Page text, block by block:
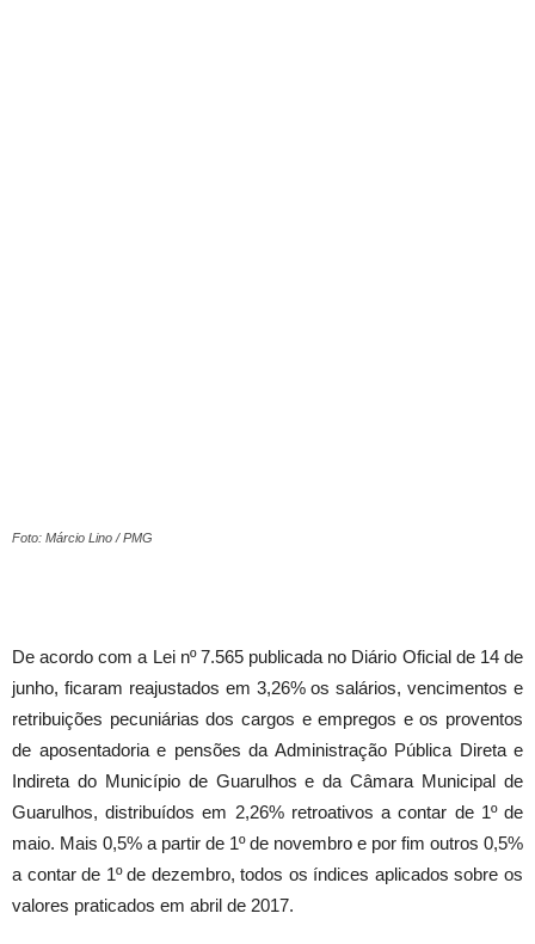
Foto: Márcio Lino / PMG
De acordo com a Lei nº 7.565 publicada no Diário Oficial de 14 de
junho, ficaram reajustados em 3,26% os salários, vencimentos e
retribuições pecuniárias dos cargos e empregos e os proventos
de aposentadoria e pensões da Administração Pública Direta e
Indireta do Município de Guarulhos e da Câmara Municipal de
Guarulhos, distribuídos em 2,26% retroativos a contar de 1º de
maio. Mais 0,5% a partir de 1º de novembro e por fim outros 0,5%
a contar de 1º de dezembro, todos os índices aplicados sobre os
valores praticados em abril de 2017.